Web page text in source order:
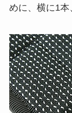
めに、横に1本